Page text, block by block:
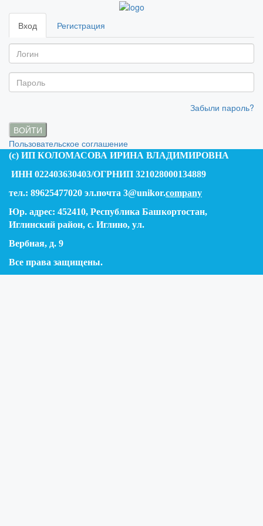
Вход Регистрация
Забыли пароль?
ВОЙТИ
Пользовательское соглашение
(c) ИП КОЛОМАСОВА ИРИНА ВЛАДИМИРОВНА
ИНН 022403630403/ОГРНИП 321028000134889
тел.: 89625477020 эл.почта 3@unikor.company
Юр. адрес: 452410, Республика Башкортостан,
Иглинский район, с. Иглино, ул.
Вербная, д. 9
Все права защищены.